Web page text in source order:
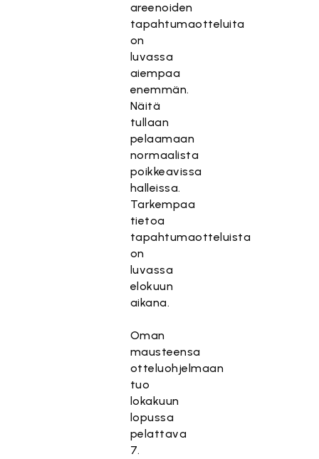
areenoiden
tapahtumaotteluita
on
luvassa
aiempaa
enemmän.
Näitä
tullaan
pelaamaan
normaalista
poikkeavissa
halleissa.
Tarkempaa
tietoa
tapahtumaotteluista
on
luvassa
elokuun
aikana.
Oman
mausteensa
otteluohjelmaan
tuo
lokakuun
lopussa
pelattava
7.